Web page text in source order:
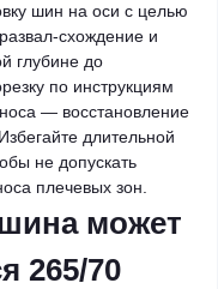
шин на оси с целью
схождение и
глубине до
по инструкциям
— восстановление
длительной
не допускать
плечевых зон.
может
265/70